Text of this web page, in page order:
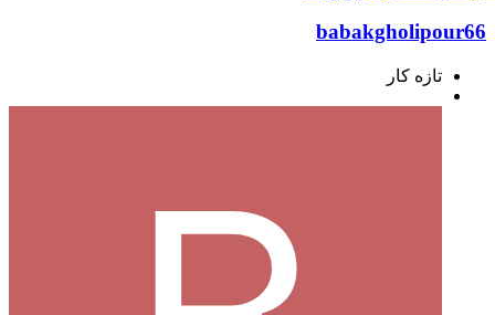
babakgholipour66
تازه کار